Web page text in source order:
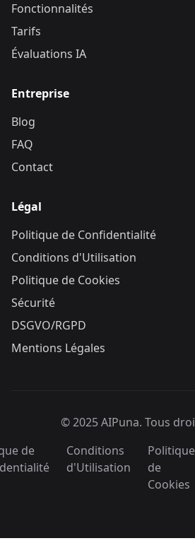
Fonctionnalités
Tarifs
Évaluations IA
Entreprise
Blog
FAQ
Contact
Légal
Politique de Confidentialité
Conditions d'Utilisation
Politique de Cookies
Sécurité
DSGVO/RGPD
Mentions Légales
© 2025 AIPuna. Tous
de
Conditions
d'Utilisation
Politique
de
Cookies